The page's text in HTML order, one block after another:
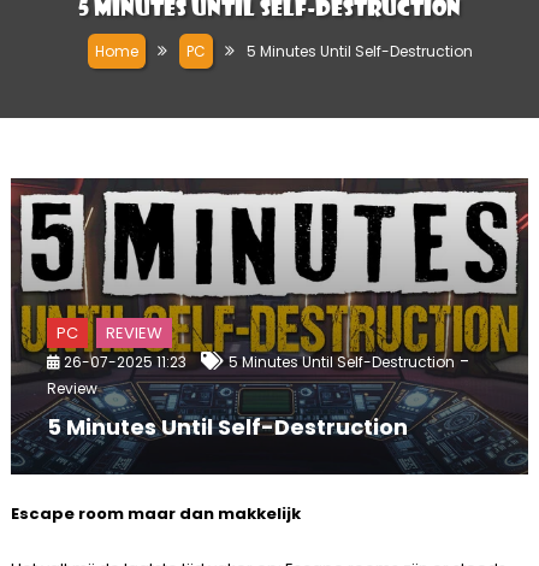
5 Minutes Until Self-Destruction
Home PC 5 Minutes Until Self-Destruction
PC REVIEW
26-07-2025 11:23 5 Minutes Until Self-Destruction-
Review
5 Minutes Until Self-Destruction
Escape room maar dan makkelijk